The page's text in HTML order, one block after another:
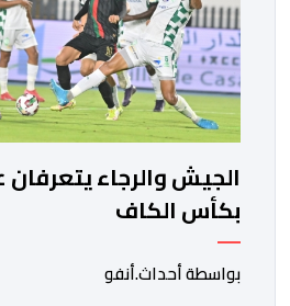
الجيش والرجاء
بكأس الكاف
بواسطة أحداث.أنفو